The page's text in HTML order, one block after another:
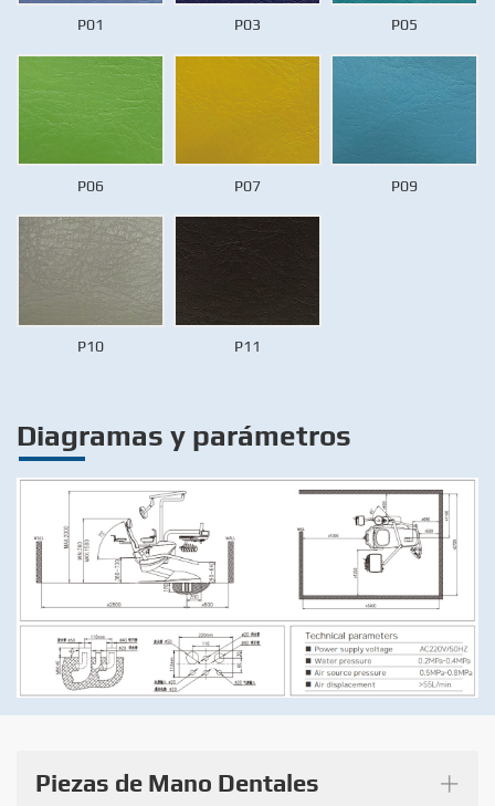
P01 P03 P05
P06 P07 P09
P10 P11
Diagramas y parámetros
Piezas de Mano Dentales +